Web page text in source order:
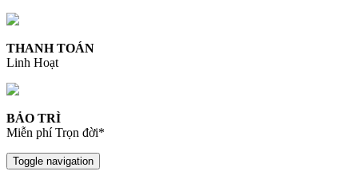
THANH TOÁN
Linh Hoạt
BẢO TRÌ
Miễn phí Trọn đời*
Toggle navigation